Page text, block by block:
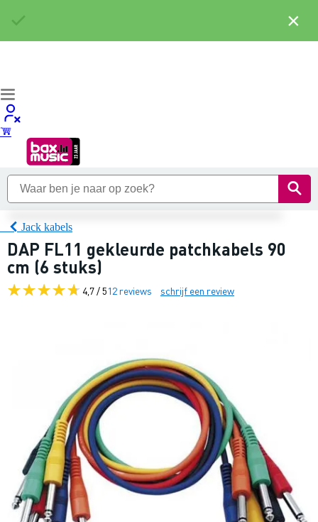
Jack kabels
DAP FL11 gekleurde patchkabels 90
cm (6 stuks)
4,7 / 512 reviews schrijf een review
×